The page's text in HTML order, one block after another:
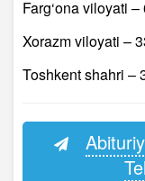
Farg‘ona viloyati
Xorazm viloyati –
Toshkent shahri –